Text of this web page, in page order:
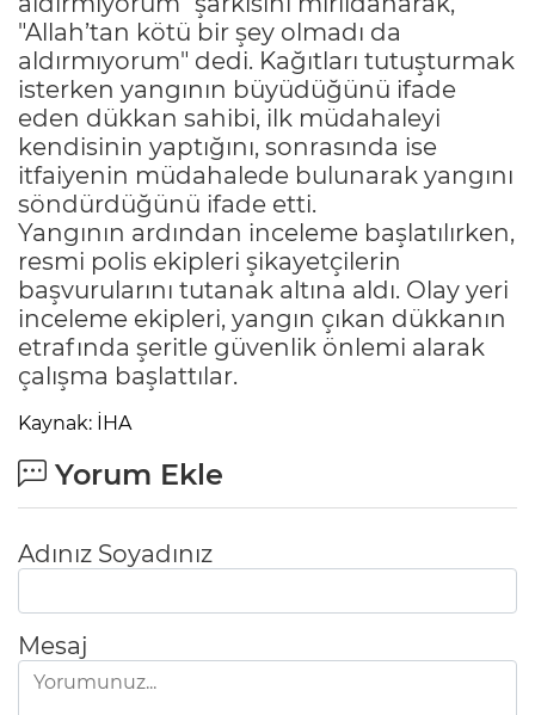
"Allah’tan kötü bir şey olmadı da
aldırmıyorum" dedi. Kağıtları tutuşturmak
isterken yangının büyüdüğünü ifade
eden dükkan sahibi, ilk müdahaleyi
kendisinin yaptığını, sonrasında ise
itfaiyenin müdahalede bulunarak yangını
söndürdüğünü ifade etti.
Yangının ardından inceleme başlatılırken,
resmi polis ekipleri şikayetçilerin
başvurularını tutanak altına aldı. Olay yeri
inceleme ekipleri, yangın çıkan dükkanın
etrafında şeritle güvenlik önlemi alarak
çalışma başlattılar.
Kaynak: İHA
Yorum Ekle
Adınız Soyadınız
Mesaj